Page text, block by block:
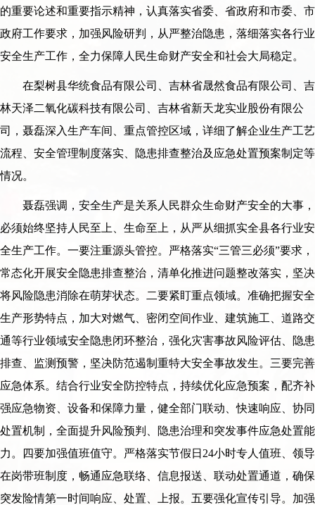
的重要论述和重要指示精神，认真落实省委、省政府和市委、市
政府工作要求，加强风险研判，从严整治隐患，落细落实各行业
安全生产工作，全力保障人民生命财产安全和社会大局稳定。
在梨树县华统食品有限公司、吉林省晟然食品有限公司、吉
林天泽二氧化碳科技有限公司、吉林省新天龙实业股份有限公
司，聂磊深入生产车间、重点管控区域，详细了解企业生产工艺
流程、安全管理制度落实、隐患排查整治及应急处置预案制定等
情况。
聂磊强调，安全生产是关系人民群众生命财产安全的大事，
必须始终坚持人民至上、生命至上，从严从细抓实全县各行业安
全生产工作。一要注重源头管控。严格落实“三管三必须”要求，
常态化开展安全隐患排查整治，清单化推进问题整改落实，坚决
将风险隐患消除在萌芽状态。二要紧盯重点领域。准确把握安全
生产形势特点，加大对燃气、密闭空间作业、建筑施工、道路交
通等行业领域安全隐患闭环整治，强化灾害事故风险评估、隐患
排查、监测预警，坚决防范遏制重特大安全事故发生。三要完善
应急体系。结合行业安全防控特点，持续优化应急预案，配齐补
强应急物资、设备和保障力量，健全部门联动、快速响应、协同
处置机制，全面提升风险预判、隐患治理和突发事件应急处置能
力。四要加强值班值守。严格落实节假日24小时专人值班、领导
在岗带班制度，畅通应急联络、信息报送、联动处置通道，确保
突发险情第一时间响应、处置、上报。五要强化宣传引导。加强